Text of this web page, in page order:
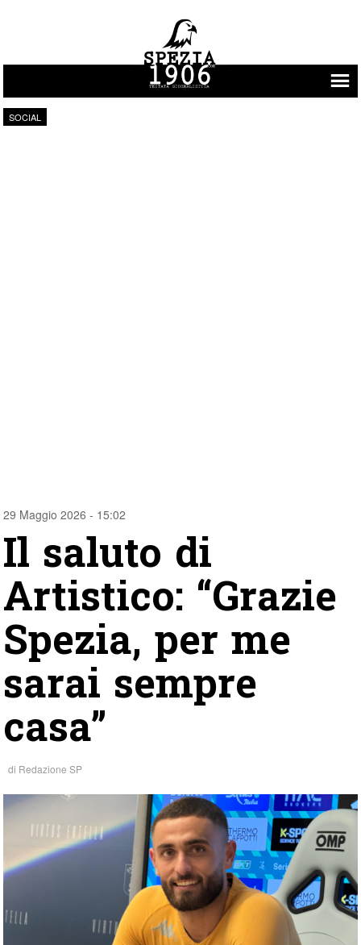
Vai al contenuto
SOCIAL
29 Maggio 2026 - 15:02
Il saluto di
Artistico: “Grazie
Spezia, per me
sarai sempre
casa”
di Redazione SP